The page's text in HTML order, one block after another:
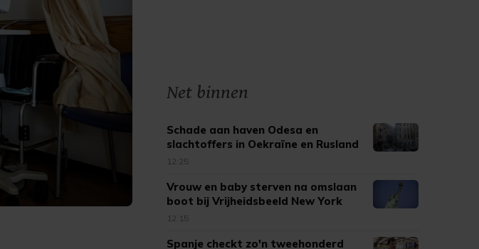
Net binnen
Schade aan haven Odesa en
slachtoffers in Oekraïne en Rusland
12:25
Vrouw en baby sterven na omslaan
boot bij Vrijheidsbeeld New York
12:15
Spanje checkt zo'n tweehonderd